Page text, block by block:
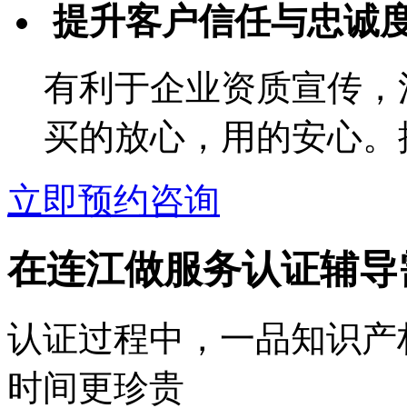
提升客户信任与忠诚
有利于企业资质宣传
买的放心，用的安心
立即预约咨询
在连江做服务认证辅
认证过程中，一品知识
时间更珍贵